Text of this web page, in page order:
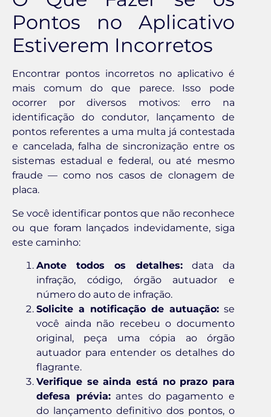
Pontos no Aplicativo
Estiverem Incorretos
Encontrar pontos incorretos no aplicativo é
mais comum do que parece. Isso pode
ocorrer por diversos motivos: erro na
identificação do condutor, lançamento de
pontos referentes a uma multa já contestada
e cancelada, falha de sincronização entre os
sistemas estadual e federal, ou até mesmo
fraude — como nos casos de clonagem de
placa.
Se você identificar pontos que não reconhece
ou que foram lançados indevidamente, siga
este caminho:
Anote todos os detalhes:data da
infração, código, órgão autuador e
número do auto de infração.
Solicite a notificação de autuação: se
você ainda não recebeu o documento
original, peça uma cópia ao órgão
autuador para entender os detalhes do
flagrante.
Verifique se ainda está no prazo para
defesa prévia:antes do pagamento e
do lançamento definitivo dos pontos, o